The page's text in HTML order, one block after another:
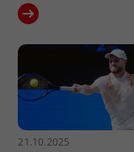
21.10.2025